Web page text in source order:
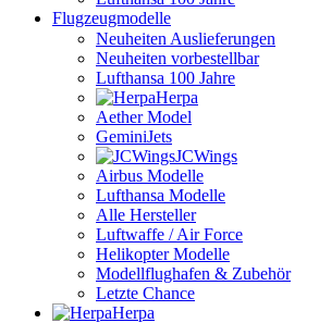
Flugzeugmodelle
Neuheiten Auslieferungen
Neuheiten vorbestellbar
Lufthansa 100 Jahre
Herpa
Aether Model
GeminiJets
JCWings
Airbus Modelle
Lufthansa Modelle
Alle Hersteller
Luftwaffe / Air Force
Helikopter Modelle
Modellflughafen & Zubehör
Letzte Chance
Herpa